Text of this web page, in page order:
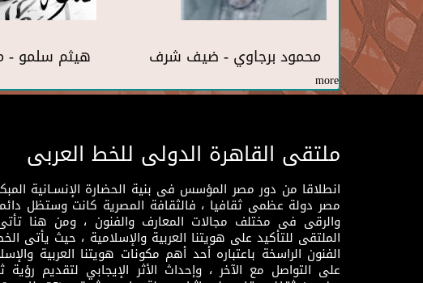
هيثم سلمو - محمود برجاوي - ضيف شرف
more
ملتقى القاهرة الدولى للخط العربى
انطلاقا من دور مصر المؤسس فى بنية الحضارة الإنسـانية
مصر دولة عظمى ثقافيا ، فالثقافة المصرية كانت وستظل
والرقى فى مختلف مجالات المعارف والفنون ، ومن هنا
الملتقى للتأكيد على هويتنا العربية والإسلامية ، حيث يأتى
الفنون الراسخة باعتباره أحد أهم مكونات هويتنا العربية
على التواصل مع الآخر ، وإحداث الأثر الإيجابي لتقديم